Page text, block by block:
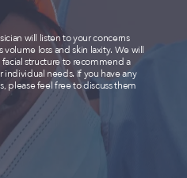
will listen to your concerns
loss and skin laxity. We will
structure to recommend a
needs. If you have any
please feel free to discuss them